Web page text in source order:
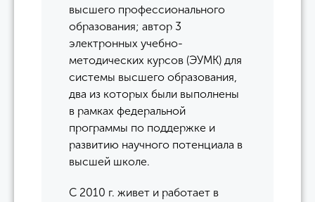
высшего профессионального
образования; автор 3
электронных учебно-
методических курсов (ЭУМК) для
системы высшего образования,
два из которых были выполнены
в рамках федеральной
программы по поддержке и
развитию научного потенциала в
высшей школе.
С 2010 г. живет и работает в